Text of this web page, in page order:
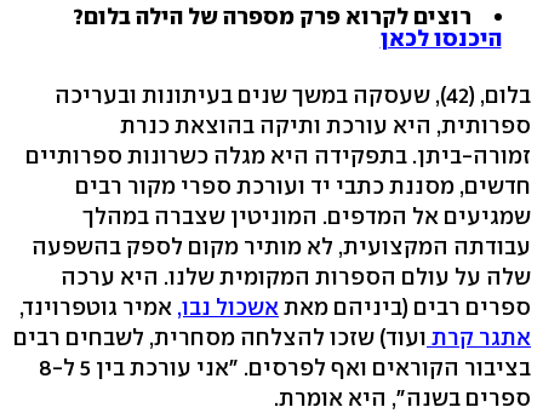
רוצים לקרוא פרק מספרה של הילה בלום?
היכנסו לכאן
בלום, (42), שעסקה במשך שנים בעיתונות ובעריכה
ספרותית, היא עורכת ותיקה בהוצאת כנרת
זמורה-ביתן. בתפקידה היא מגלה כשרונות ספרותיים
חדשים, מסננת כתבי יד ועורכת ספרי מקור רבים
שמגיעים אל המדפים. המוניטין שצברה במהלך
עבודתה המקצועית, לא מותיר מקום לספק בהשפעה
שלה על עולם הספרות המקומית שלנו. היא ערכה
ספרים רבים (ביניהם מאת אשכול נבו, אמיר גוטפרוינד,
אתגר קרת ועוד) שזכו להצלחה מסחרית, לשבחים רבים
בציבור הקוראים ואף לפרסים. "אני עורכת בין 5 ל-8
ספרים בשנה", היא אומרת.